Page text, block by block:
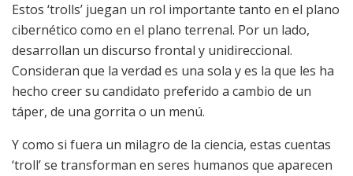
Estos ‘trolls’ juegan un rol importante tanto en el plano
cibernético como en el plano terrenal. Por un lado,
desarrollan un discurso frontal y unidireccional.
Consideran que la verdad es una sola y es la que les ha
hecho creer su candidato preferido a cambio de un
táper, de una gorrita o un menú.
Y como si fuera un milagro de la ciencia, estas cuentas
‘troll’ se transforman en seres humanos que aparecen